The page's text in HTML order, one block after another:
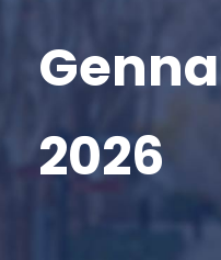
2026